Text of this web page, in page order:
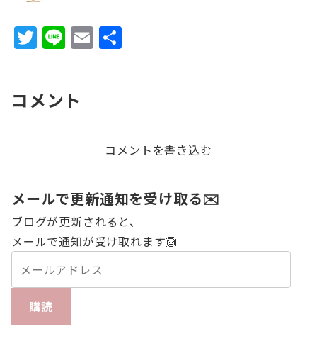
T
w
te
Li
n
E
m
コメント
コメントを書き込む
メールで更新通知を受け取る✉️
ブログが更新されると、
メールで通知が受け取れます🙆
購読